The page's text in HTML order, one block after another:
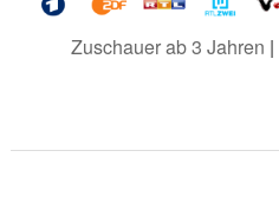
Zuschauer ab 3 Jahren |